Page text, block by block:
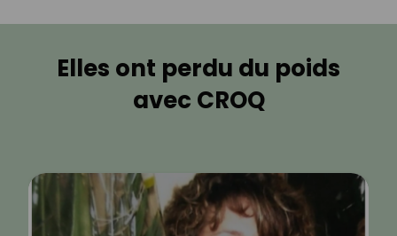
Elles ont perdu du poids
avec CROQ